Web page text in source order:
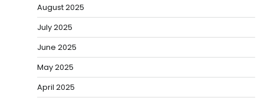
August 2025
July 2025
June 2025
May 2025
April 2025